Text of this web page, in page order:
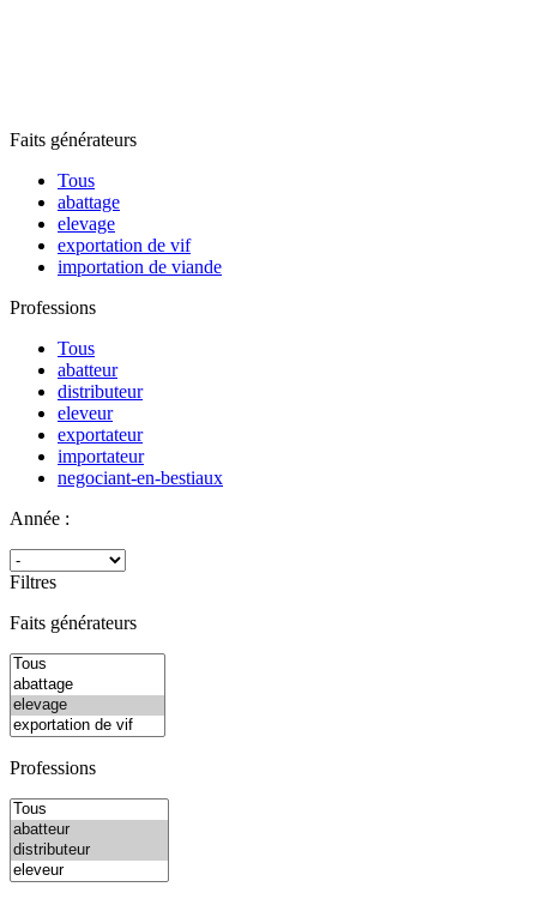
Faits générateurs
Tous
abattage
elevage
exportation de vif
importation de viande
Professions
Tous
abatteur
distributeur
eleveur
exportateur
importateur
negociant-en-bestiaux
Année :
Filtres
Faits générateurs
Professions